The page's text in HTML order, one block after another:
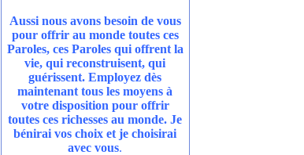
Aussi nous avons besoin de vous
pour offrir au monde toutes ces
Paroles, ces Paroles qui offrent la
vie, qui reconstruisent, qui
guérissent. Employez dès
maintenant tous les moyens à
votre disposition pour offrir
toutes ces richesses au monde. Je
bénirai vos choix et je choisirai
avec vous.